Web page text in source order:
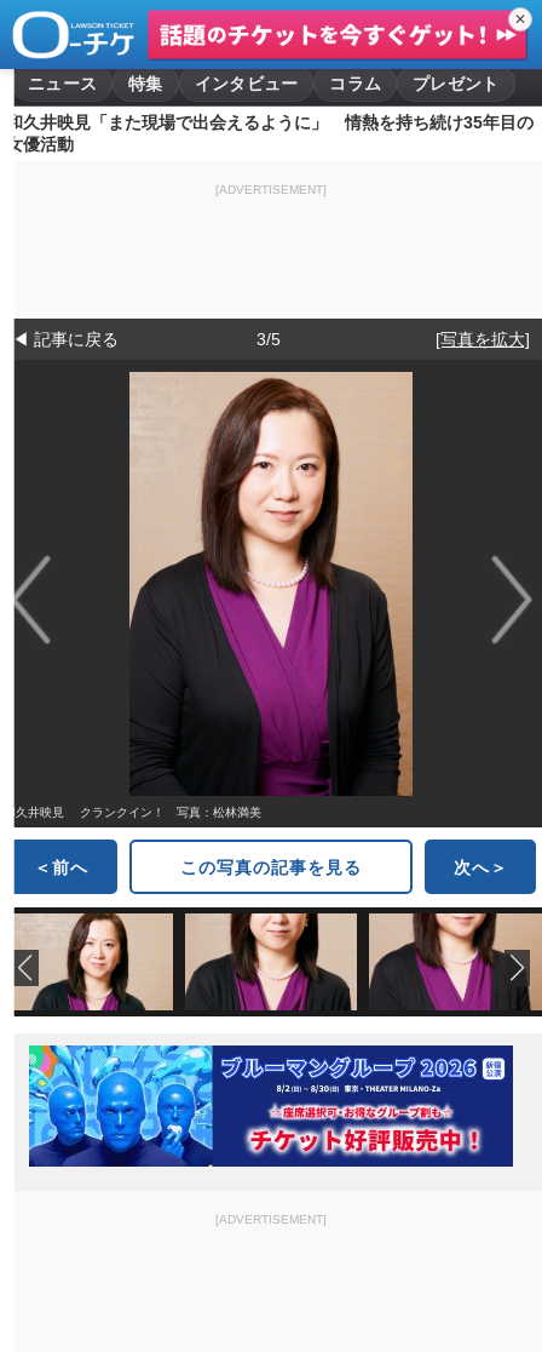
✕
ニュース 特集 インタビュー コラム
プレゼント
和久井映見「また現場で出会えるように」 情熱を持ち続け35年目の
女優活動
[ADVERTISEMENT]
◀ 記事に戻る 3/5 [写真を拡大]
和久井映見 クランクイン！ 写真：松林満美
＜前へ この写真の記事を見る 次へ＞
[ADVERTISEMENT]